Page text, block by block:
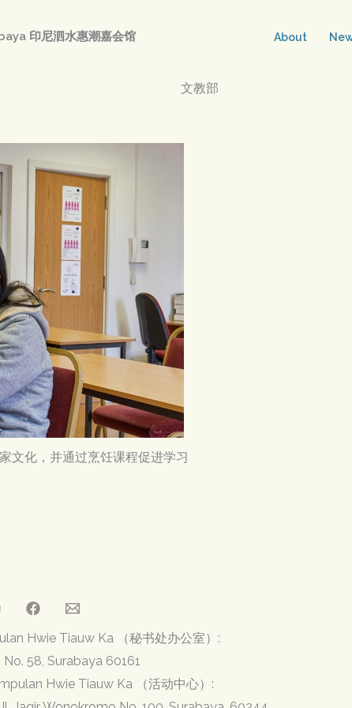
印尼泗水惠潮嘉会馆 About
文教部
文化，并通过烹饪课程促进学习
Hwie Tiauw Ka （秘书处办公室）:
58, Surabaya 60161
Hwie Tiauw Ka （活动中心）: